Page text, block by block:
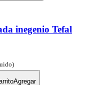
inegenio Tefal
Agregar